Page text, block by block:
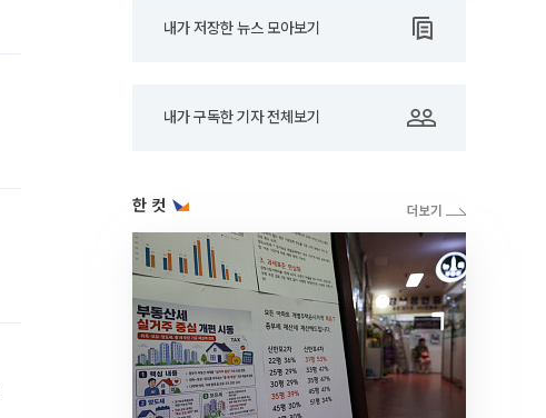
내가 저장한 뉴스 모아보기
내가 구독한 기자 전체보기
한 컷